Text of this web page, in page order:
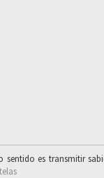
sentido es transmitir